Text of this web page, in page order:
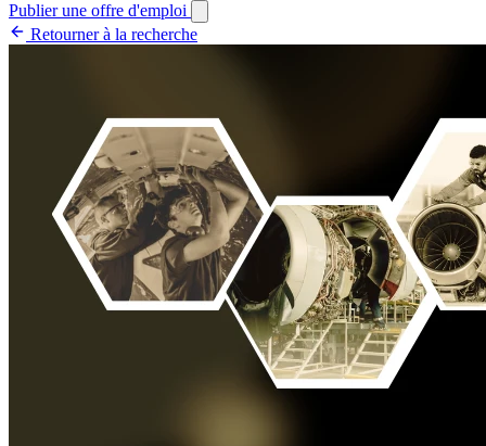
Publier une offre d'emploi
Retourner à la recherche